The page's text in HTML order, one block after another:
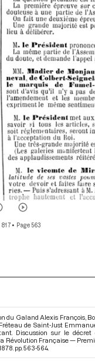
817• Page 563
du Galand Alexis François,
de Saint-Just
Discussion sur le décret
Française —
pp. 563-564.